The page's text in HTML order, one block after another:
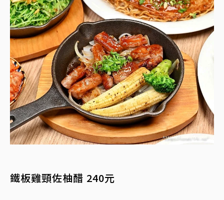
鐵板雞頸佐柚醋 240元